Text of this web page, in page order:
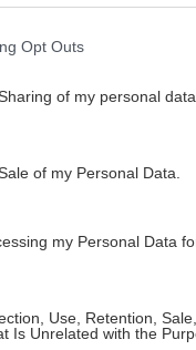
Opt Outs
of my personal data.
of my Personal Data.
my Personal Data
Use, Retention,
Is Unrelated with the